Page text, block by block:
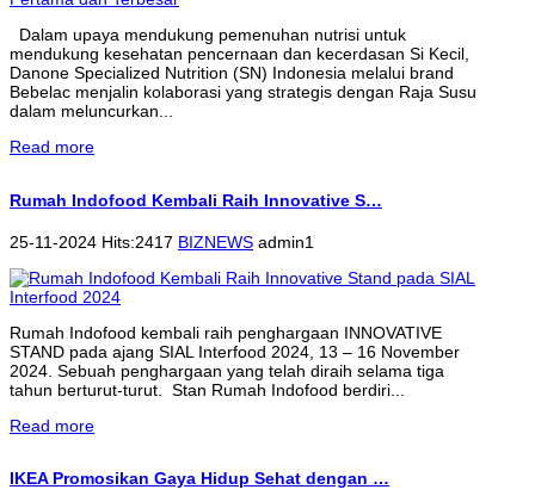
Dalam upaya mendukung pemenuhan nutrisi untuk
mendukung kesehatan pencernaan dan kecerdasan Si Kecil,
Danone Specialized Nutrition (SN) Indonesia melalui brand
Bebelac menjalin kolaborasi yang strategis dengan Raja Susu
dalam meluncurkan...
Read more
Rumah Indofood Kembali Raih Innovative S…
25-11-2024 Hits:2417 BIZNEWS admin1
Rumah Indofood kembali raih penghargaan INNOVATIVE
STAND pada ajang SIAL Interfood 2024, 13 – 16 November
2024. Sebuah penghargaan yang telah diraih selama tiga
tahun berturut-turut. Stan Rumah Indofood berdiri...
Read more
IKEA Promosikan Gaya Hidup Sehat dengan …